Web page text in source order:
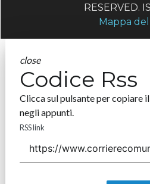
RESERVED.
Mappa
close
Codice Rss
Clicca sul pulsante per copiare il
negli appunti.
RSS link